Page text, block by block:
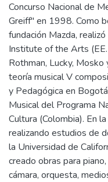
Concurso Nacional de
Greiff" en 1998. Como
fundación Mazda,
Institute of the Arts
Rothman, Lucky, Mosko
teoría musical V
y Pedagógica en
Musical del Programa
Cultura (Colombia). En
realizando estudios de
la Universidad de
creado obras para
cámara, orquesta,